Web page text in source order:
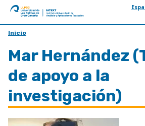
ULPGC
Ir
inicio
de
IATEXT
Inicio
Mar Hernández
de apoyo a la
investigación)